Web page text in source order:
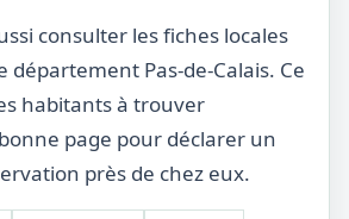
consulter les fiches locales
département Pas-de-Calais. Ce
habitants à trouver
page pour déclarer un
près de chez eux.